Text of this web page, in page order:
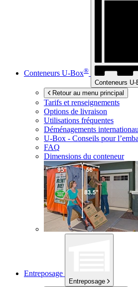
Conteneurs U-Box®
Conteneurs U-
Retour au menu principal
Tarifs et renseignements
Options de livraison
Utilisations fréquentes
Déménagements
U-Box - Conseils pour
FAQ
Dimensions du conteneur
Entreposage
Entreposage